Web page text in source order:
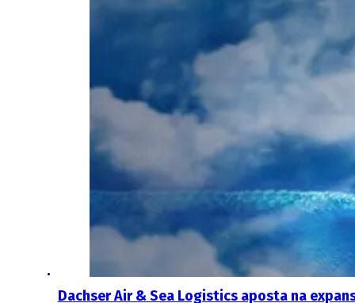
Dachser Air & Sea Logistics aposta na